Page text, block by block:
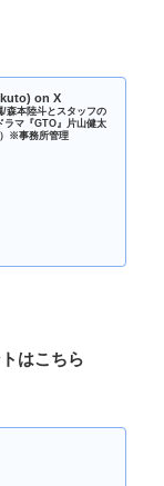
on X
森本陸斗とスタッフの
ラマ『GTO』片山健太
※事務所管理
はこちら